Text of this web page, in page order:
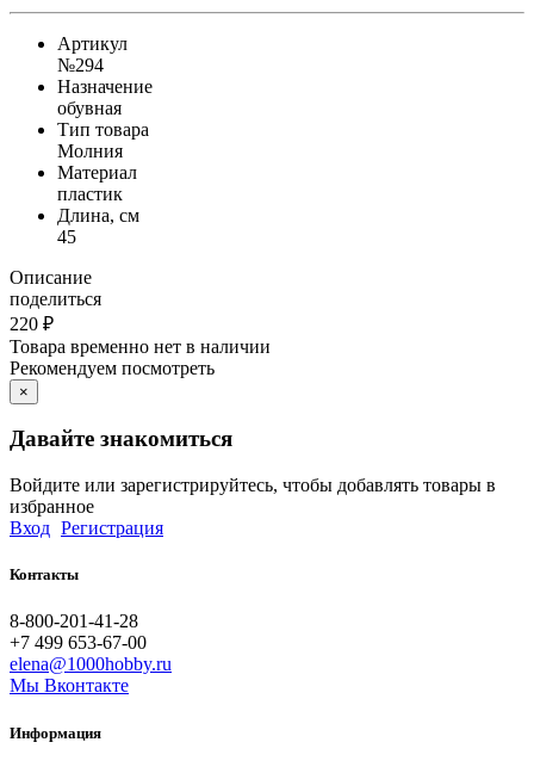
Артикул
№294
Назначение
обувная
Тип товара
Молния
Материал
пластик
Длина, см
45
Описание
поделиться
220 ₽
Товара временно нет в наличии
Рекомендуем посмотреть
×
Давайте знакомиться
Войдите или зарегистрируйтесь, чтобы добавлять товары в
избранное
Вход Регистрация
Контакты
8-800-201-41-28
+7 499 653-67-00
elena@1000hobby.ru
Мы Вконтакте
Информация